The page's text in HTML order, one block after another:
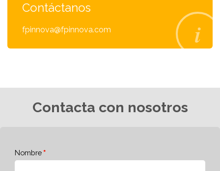
Contáctanos
fpinnova@fpinnova.com
Contacta con nosotros
Nombre